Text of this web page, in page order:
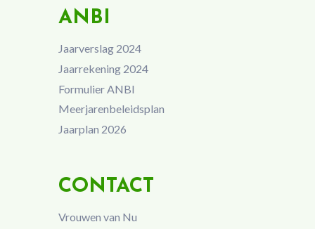
ANBI
Jaarverslag 2024
Jaarrekening 2024
Formulier ANBI
Meerjarenbeleidsplan
Jaarplan 2026
CONTACT
Vrouwen van Nu